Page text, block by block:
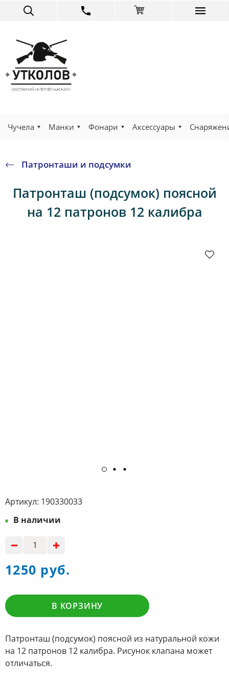
Чучела Манки Фонари Аксессуары
Патронташи и подсумки
Патронташ (подсумок) поясной
на 12 патронов 12 калибра
Артикул: 190330033
В наличии
1250 руб.
В КОРЗИНУ
Патронташ (подсумок) поясной из натуральной кожи
на 12 патронов 12 калибра. Рисунок клапана может
отличаться.